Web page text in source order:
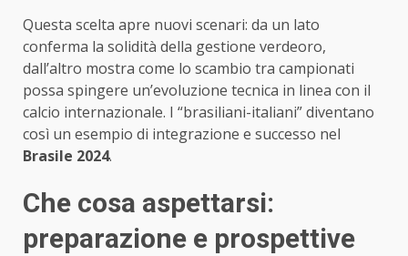
Questa scelta apre nuovi scenari: da un lato
conferma la solidità della gestione verdeoro,
dall’altro mostra come lo scambio tra campionati
possa spingere un’evoluzione tecnica in linea con il
calcio internazionale. I “brasiliani-italiani” diventano
così un esempio di integrazione e successo nel
Brasile 2024.
Che cosa aspettarsi:
preparazione e prospettive